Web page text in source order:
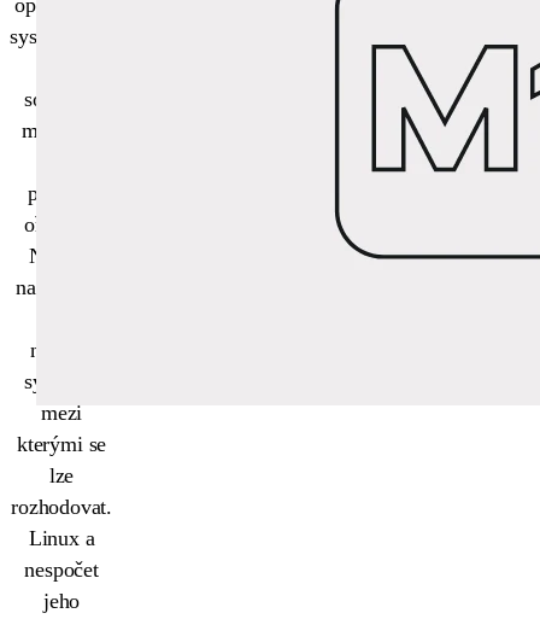
operačního
systému pro
softwaru
může být
pěkným
oříškem.
Na trhu
nalezneme
několik
systémů,
mezi
kterými se
lze
rozhodovat.
Linux a
nespočet
jeho